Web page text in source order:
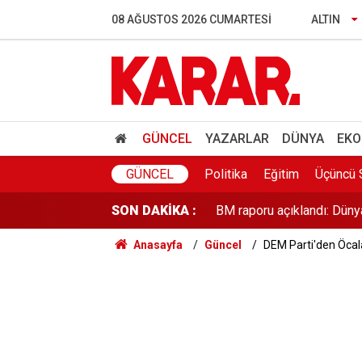
08 AĞUSTOS 2026 CUMARTESI ALTIN
GÜNCEL YAZARLAR DÜNYA
GÜNCEL Politika Eğitim Üçüncü
SON DAKİKA :
Yılda 700 ton ürün
193.390 tonluk hasat
BM raporu açıklandı:
İş arayanlara güzel
Çerçeve yasa
Anasayfa Güncel DEM Parti'den